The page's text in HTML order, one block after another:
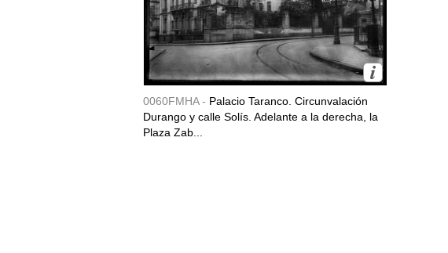
0060FMHA - Palacio Taranco. Circunvalación
Durango y calle Solís. Adelante a la derecha, la
Plaza Zab...